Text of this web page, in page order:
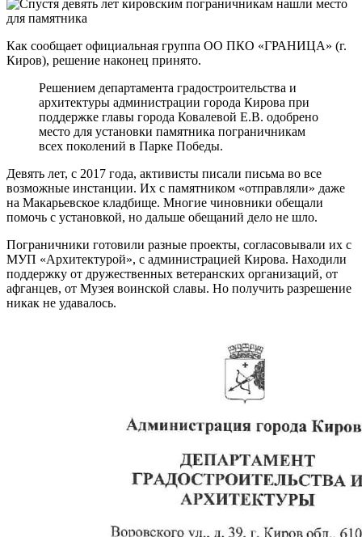
Как сообщает официальная группа ОО ПКО «ГРАНИЦА» (г.
Киров), решение наконец принято.
Решением департамента градостроительства и
архитектуры администрации города Кирова при
поддержке главы города Ковалевой Е.В. одобрено
место для установки памятника пограничникам
всех поколений в Парке Победы.
Девять лет, с 2017 года, активисты писали письма во все
возможные инстанции. Их с памятником «отправляли» даже
на Макарьевское кладбище. Многие чиновники обещали
помочь с установкой, но дальше обещаний дело не шло.
Пограничники готовили разные проекты, согласовывали их с
МУП «Архитектурой», с администрацией Кирова. Находили
поддержку от дружественных ветеранских организаций, от
афганцев, от Музея воинской славы. Но получить разрешение
никак не удавалось.